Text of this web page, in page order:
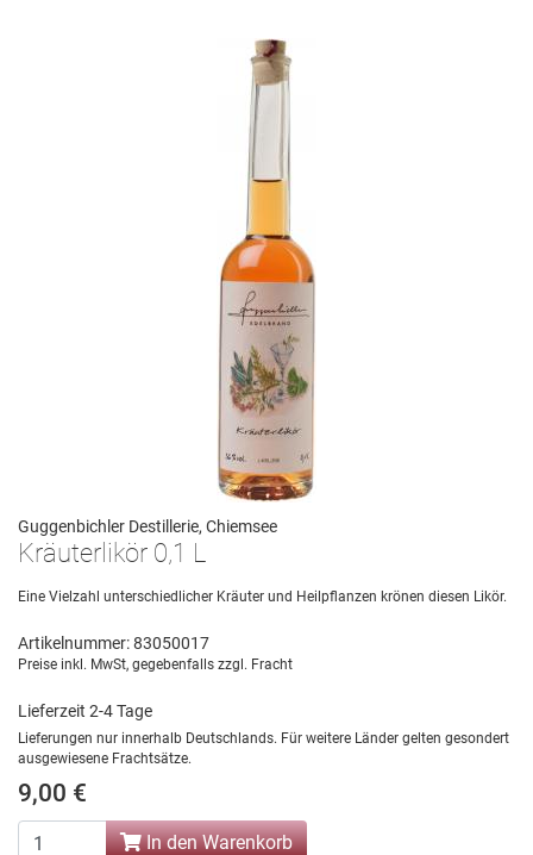
Guggenbichler Destillerie, Chiemsee
Kräuterlikör 0,1 L
Eine Vielzahl unterschiedlicher Kräuter und Heilpflanzen krönen diesen Likör.
Artikelnummer: 83050017
Preise inkl. MwSt, gegebenfalls zzgl. Fracht
Lieferzeit 2-4 Tage
Lieferungen nur innerhalb Deutschlands. Für weitere Länder gelten gesondert
ausgewiesene Frachtsätze.
9,00 €
In den Warenkorb